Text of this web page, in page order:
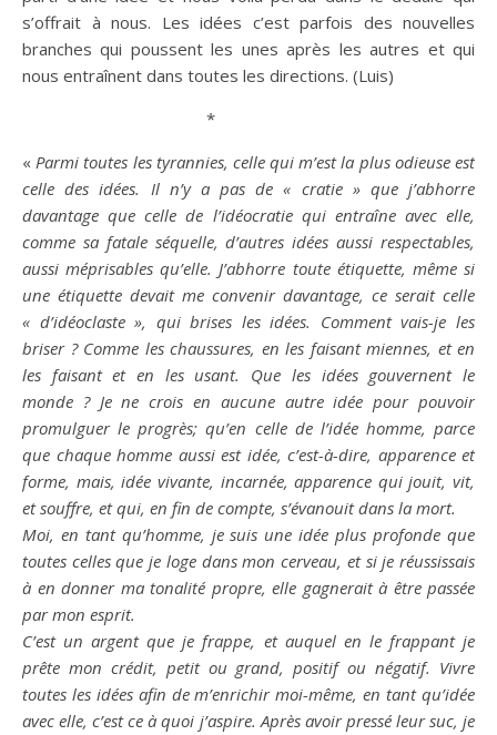
s’offrait à nous. Les idées c’est parfois des nouvelles
branches qui poussent les unes après les autres et qui
nous entraînent dans toutes les directions. (Luis)
*
«Parmi toutes les tyrannies, celle qui m’est la plus odieuse est
celle des idées. Il n’y a pas de « cratie » que j’abhorre
davantage que celle de l’idéocratie qui entraîne avec elle,
comme sa fatale séquelle, d’autres idées aussi respectables,
aussi méprisables qu’elle. J’abhorre toute étiquette, même si
une étiquette devait me convenir davantage, ce serait celle
« d’idéoclaste », qui brises les idées. Comment vais-je les
briser ? Comme les chaussures, en les faisant miennes, et en
les faisant et en les usant. Que les idées gouvernent le
monde ? Je ne crois en aucune autreidée pourpouvoir
promulguer leprogrès; qu’en celle de l’idéehomme, parce
que chaque homme aussi est idée, c’est-à-dire, apparenceet
forme, mais,idée vivante, incarnée,apparence qui jouit, vit,
et souffre, et qui, en fin de compte, s’évanouit dans la mort.
Moi, en tant qu’homme, je suis uneidée plus profonde que
toutes celles que je loge dans mon cerveau, et si je réussissais
à en donner ma tonalité propre, elle gagnerait à êtrepassée
par mon esprit.
C’est unargentque je frappe, et auquel en le frappant je
prête mon crédit, petit ou grand, positif ou négatif. Vivre
toutes les idées afin de m’enrichir moi-même, en tant qu’idée
avec elle, c’est ce à quoi j’aspire. Après avoirpressé leur suc, je